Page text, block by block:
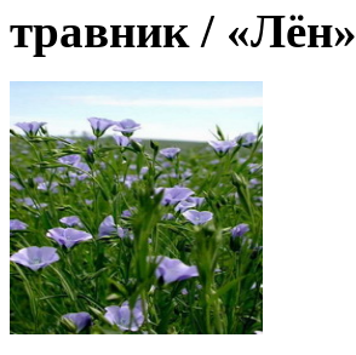
травник / «Лён»